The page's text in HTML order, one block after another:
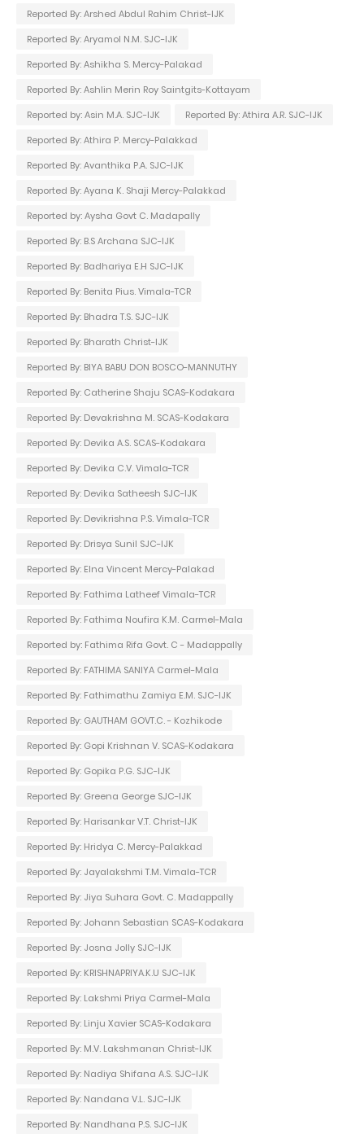
Reported By: Arshed Abdul Rahim Christ-IJK
Reported By: Aryamol N.M. SJC-IJK
Reported By: Ashikha S. Mercy-Palakad
Reported By: Ashlin Merin Roy Saintgits-Kottayam
Reported by: Asin M.A. SJC-IJK
Reported By: Athira A.R. SJC-IJK
Reported By: Athira P. Mercy-Palakkad
Reported By: Avanthika P.A. SJC-IJK
Reported By: Ayana K. Shaji Mercy-Palakkad
Reported by: Aysha Govt C. Madapally
Reported By: B.S Archana SJC-IJK
Reported By: Badhariya E.H SJC-IJK
Reported By: Benita Pius. Vimala-TCR
Reported By: Bhadra T.S. SJC-IJK
Reported By: Bharath Christ-IJK
Reported By: BIYA BABU DON BOSCO-MANNUTHY
Reported By: Catherine Shaju SCAS-Kodakara
Reported By: Devakrishna M. SCAS-Kodakara
Reported By: Devika A.S. SCAS-Kodakara
Reported By: Devika C.V. Vimala-TCR
Reported By: Devika Satheesh SJC-IJK
Reported By: Devikrishna P.S. Vimala-TCR
Reported By: Drisya Sunil SJC-IJK
Reported By: Elna Vincent Mercy-Palakad
Reported By: Fathima Latheef Vimala-TCR
Reported By: Fathima Noufira K.M. Carmel-Mala
Reported by: Fathima Rifa Govt. C - Madappally
Reported By: FATHIMA SANIYA Carmel-Mala
Reported By: Fathimathu Zamiya E.M. SJC-IJK
Reported By: GAUTHAM GOVT.C. - Kozhikode
Reported By: Gopi Krishnan V. SCAS-Kodakara
Reported By: Gopika P.G. SJC-IJK
Reported By: Greena George SJC-IJK
Reported By: Harisankar V.T. Christ-IJK
Reported By: Hridya C. Mercy-Palakkad
Reported By: Jayalakshmi T.M. Vimala-TCR
Reported By: Jiya Suhara Govt. C. Madappally
Reported By: Johann Sebastian SCAS-Kodakara
Reported By: Josna Jolly SJC-IJK
Reported By: KRISHNAPRIYA.K.U SJC-IJK
Reported By: Lakshmi Priya Carmel-Mala
Reported By: Linju Xavier SCAS-Kodakara
Reported By: M.V. Lakshmanan Christ-IJK
Reported By: Nadiya Shifana A.S. SJC-IJK
Reported By: Nandana V.L. SJC-IJK
Reported By: Nandhana P.S. SJC-IJK